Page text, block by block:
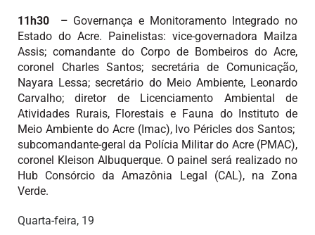
11h30 – Governança e Monitoramento Integrado no
Estado do Acre. Painelistas: vice-governadora Mailza
Assis; comandante do Corpo de Bombeiros do Acre,
coronel Charles Santos; secretária de Comunicação,
Nayara Lessa; secretário do Meio Ambiente, Leonardo
Carvalho; diretor de Licenciamento Ambiental de
Atividades Rurais, Florestais e Fauna do Instituto de
Meio Ambiente do Acre (Imac), Ivo Péricles dos Santos;
subcomandante-geral da Polícia Militar do Acre (PMAC),
coronel Kleison Albuquerque. O painel será realizado no
Hub Consórcio da Amazônia Legal (CAL), na Zona
Verde.
Quarta-feira, 19